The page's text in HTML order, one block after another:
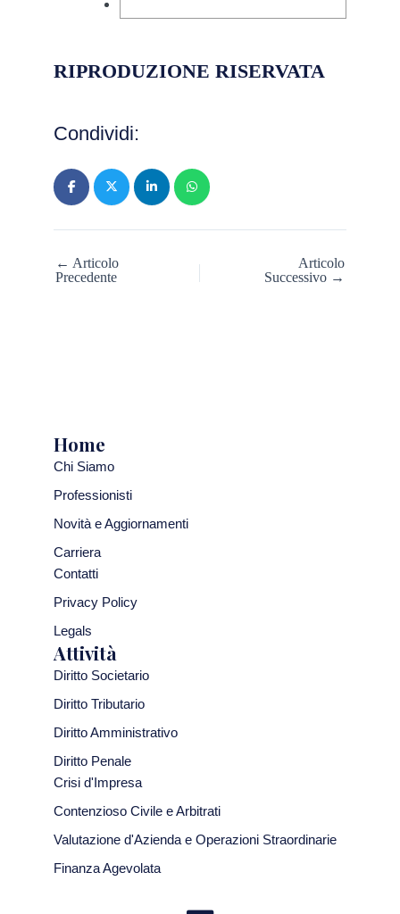
RIPRODUZIONE RISERVATA
Condividi:
← Articolo
Precedente
Articolo
Successivo →
Home
Chi Siamo
Professionisti
Novità e Aggiornamenti
Carriera
Contatti
Privacy Policy
Legals
Attività
Diritto Societario
Diritto Tributario
Diritto Amministrativo
Diritto Penale
Crisi d'Impresa
Contenzioso Civile e Arbitrati
Valutazione d'Azienda e Operazioni Straordinarie
Finanza Agevolata